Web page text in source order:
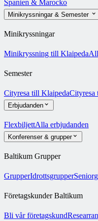
Spanien & Marocko
Minikryssningar & Semester
Minikryssningar
Minikryssning till Klaipeda
Semester
Cityresa till KlaipedaCityresa
Erbjudanden
FlexbiljettAlla erbjudanden
Konferenser & grupper
Baltikum Grupper
GrupperIdrottsgrupper
Företagskunder Baltikum
Bli vår företagskund